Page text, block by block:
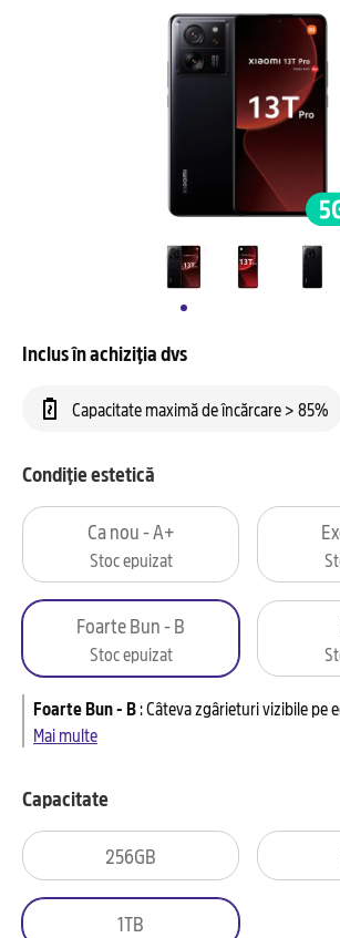
Inclus în achiziția dvs
Capacitate maximă de încărcare > 85%
Condiție estetică
Ca nou - A+
Stoc epuizat
Foarte Bun - B
Stoc epuizat
Foarte Bun - B:Câteva zgârieturi vizibile pe
Mai multe
Capacitate
256GB
1TB